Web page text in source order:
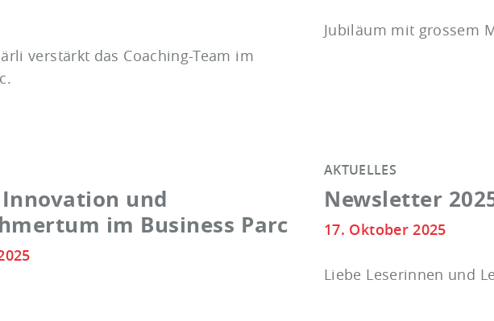
verstärkt das Coaching-Team im
Jubiläum mit grossem
Innovation und
im Business Parc
AKTUELLES
Newsletter
17. Oktober 2025
Liebe Leserinnen und